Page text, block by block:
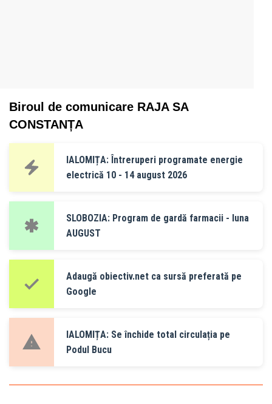
Biroul de comunicare RAJA SA
CONSTANȚA
IALOMIȚA: Întreruperi programate energie
electrică 10 - 14 august 2026
SLOBOZIA: Program de gardă farmacii - luna
AUGUST
Adaugă obiectiv.net ca sursă preferată pe
Google
IALOMIȚA: Se închide total circulația pe
Podul Bucu